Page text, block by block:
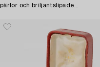
pärlor och briljantslipade